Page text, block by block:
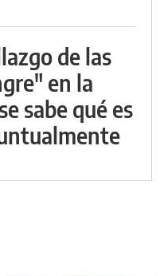
de las
en la
sabe qué es